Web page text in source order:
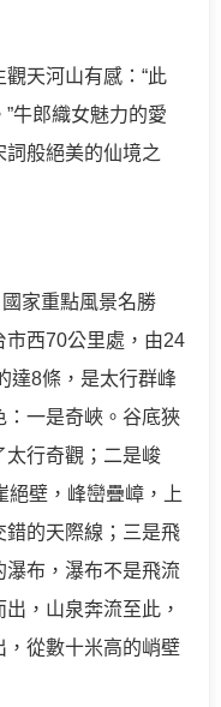
天河山有感：“此
牛郎織女魅力的愛
般絕美的仙境之
家重點風景名勝
市西70公里處，由24
達8條，是太行群峰
：一是奇峽。谷底狹
太行奇觀；二是峻
絕壁，峰巒疊嶂，上
錯的天際線；三是飛
布，瀑布不是飛流
，山泉奔流至此，
，從數十米高的峭壁